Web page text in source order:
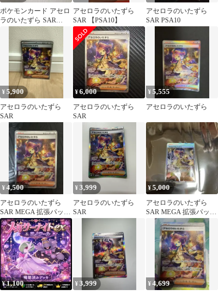
ポケモンカード アセロ
ラのいたずら SAR
090/063 美品 即購入
アセロラのいたずら
SAR 【PSA10】
アセロラのいたずら
SAR PSA10
¥5,900
アセロラのいたずら
SAR
¥6,000
アセロラのいたずら
SAR
¥5,555
アセロラのいたずら
¥4,500
アセロラのいたずら
SAR MEGA 拡張パック
メガシンフォニア キラ
09…
¥3,999
アセロラのいたずら
SAR
¥5,000
アセロラのいたずら
SAR MEGA 拡張パック
メガシンフォニア キラ
¥1,100 ¥3,999 ¥4,699